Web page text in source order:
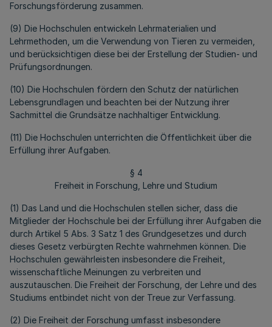
Forschungsförderung zusammen.
(9) Die Hochschulen entwickeln Lehrmaterialien und
Lehrmethoden, um die Verwendung von Tieren zu vermeiden,
und berücksichtigen diese bei der Erstellung der Studien- und
Prüfungsordnungen.
(10) Die Hochschulen fördern den Schutz der natürlichen
Lebensgrundlagen und beachten bei der Nutzung ihrer
Sachmittel die Grundsätze nachhaltiger Entwicklung.
(11) Die Hochschulen unterrichten die Öffentlichkeit über die
Erfüllung ihrer Aufgaben.
§ 4
Freiheit in Forschung, Lehre und Studium
(1) Das Land und die Hochschulen stellen sicher, dass die
Mitglieder der Hochschule bei der Erfüllung ihrer Aufgaben die
durch Artikel 5 Abs. 3 Satz 1 des Grundgesetzes und durch
dieses Gesetz verbürgten Rechte wahrnehmen können. Die
Hochschulen gewährleisten insbesondere die Freiheit,
wissenschaftliche Meinungen zu verbreiten und
auszutauschen. Die Freiheit der Forschung, der Lehre und des
Studiums entbindet nicht von der Treue zur Verfassung.
(2) Die Freiheit der Forschung umfasst insbesondere